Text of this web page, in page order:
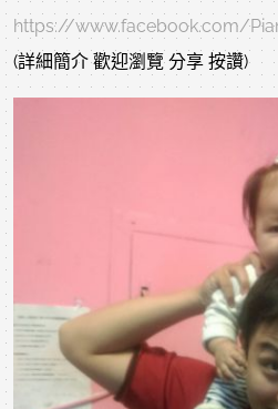
https://www.facebook.com/
(詳細簡介 歡迎瀏覽 分享 按讚)